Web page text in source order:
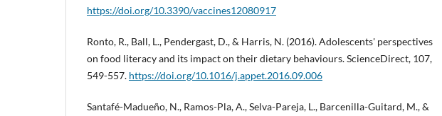
https://doi.org/10.3390/vaccines12080917
Ronto, R., Ball, L., Pendergast, D., & Harris, N. (2016). Adolescents' perspectives
on food literacy and its impact on their dietary behaviours. ScienceDirect, 107,
549-557. https://doi.org/10.1016/j.appet.2016.09.006
Santafé-Madueño, N., Ramos-Pla, A., Selva-Pareja, L., Barcenilla-Guitard, M., &